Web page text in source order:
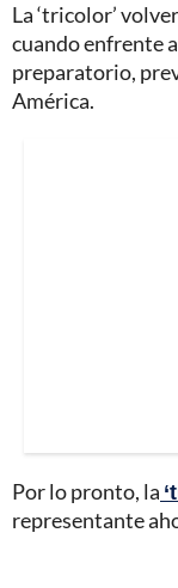
La ‘tricolor’
cuando enfrente
preparatorio,
América.
Por lo pronto, la
representante